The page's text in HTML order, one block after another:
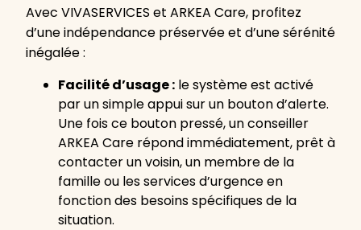
Avec VIVASERVICES et ARKEA Care, profitez
d’une indépendance préservée et d’une sérénité
inégalée :
Facilité d’usage : le système est activé
par un simple appui sur un bouton d’alerte.
Une fois ce bouton pressé, un conseiller
ARKEA Care répond immédiatement, prêt à
contacter un voisin, un membre de la
famille ou les services d’urgence en
fonction des besoins spécifiques de la
situation.